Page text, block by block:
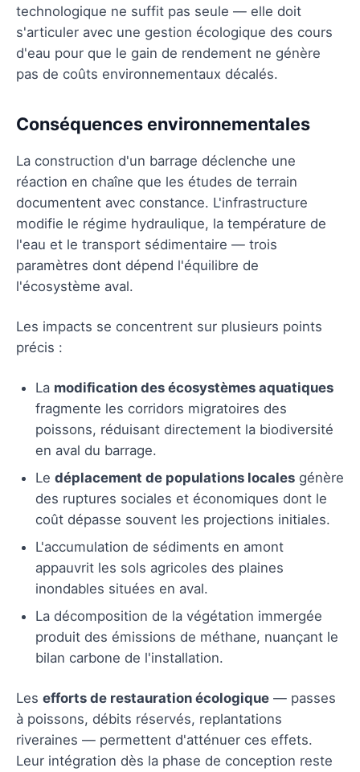
technologique ne suffit pas seule — elle doit
s'articuler avec une gestion écologique des cours
d'eau pour que le gain de rendement ne génère
pas de coûts environnementaux décalés.
Conséquences environnementales
La construction d'un barrage déclenche une
réaction en chaîne que les études de terrain
documentent avec constance. L'infrastructure
modifie le régime hydraulique, la température de
l'eau et le transport sédimentaire — trois
paramètres dont dépend l'équilibre de
l'écosystème aval.
Les impacts se concentrent sur plusieurs points
précis :
La modification des écosystèmes aquatiques
fragmente les corridors migratoires des
poissons, réduisant directement la biodiversité
en aval du barrage.
Le déplacement de populations locales génère
des ruptures sociales et économiques dont le
coût dépasse souvent les projections initiales.
L'accumulation de sédiments en amont
appauvrit les sols agricoles des plaines
inondables situées en aval.
La décomposition de la végétation immergée
produit des émissions de méthane, nuançant le
bilan carbone de l'installation.
Les efforts de restauration écologique — passes
à poissons, débits réservés, replantations
riveraines — permettent d'atténuer ces effets.
Leur intégration dès la phase de conception reste